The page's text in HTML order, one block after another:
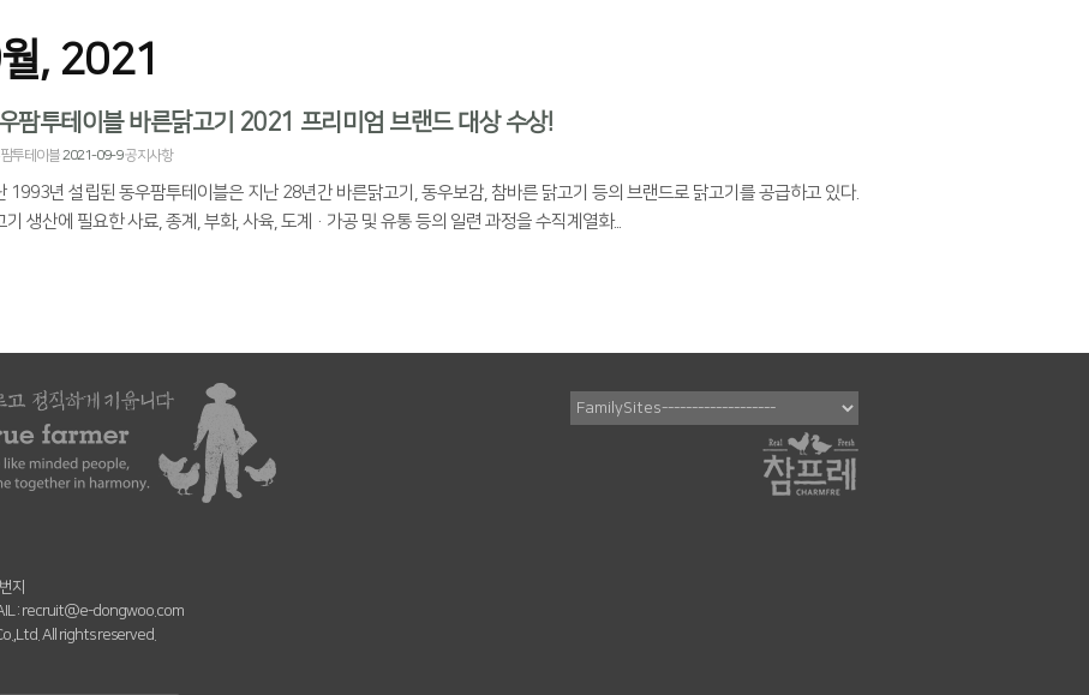
, 2021
팜투테이블 바른닭고기 2021 프리미엄 브랜드 대상 수상!
투테이블2021-09-9공지사항
1993년 설립된 동우팜투테이블은 지난 28년간 바른닭고기, 동우보감, 참바른 닭고기 등의 브랜드로 닭고기를 공급하고 있다.
기 생산에 필요한 사료, 종계, 부화, 사육, 도계·가공 및 유통 등의 일련 과정을 수직계열화...
지
: recruit@e-dongwoo.com
All rights reserved.